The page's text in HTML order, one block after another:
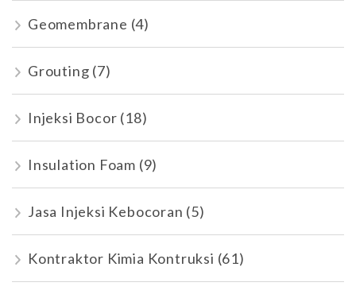
Geomembrane (4)
Grouting (7)
Injeksi Bocor (18)
Insulation Foam (9)
Jasa Injeksi Kebocoran (5)
Kontraktor Kimia Kontruksi (61)